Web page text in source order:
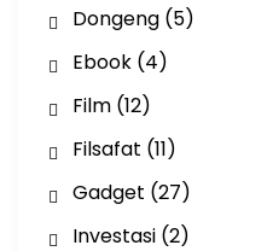
Dongeng(5)
Ebook(4)
Film(12)
Filsafat (11)
Gadget (27)
Investasi(2)